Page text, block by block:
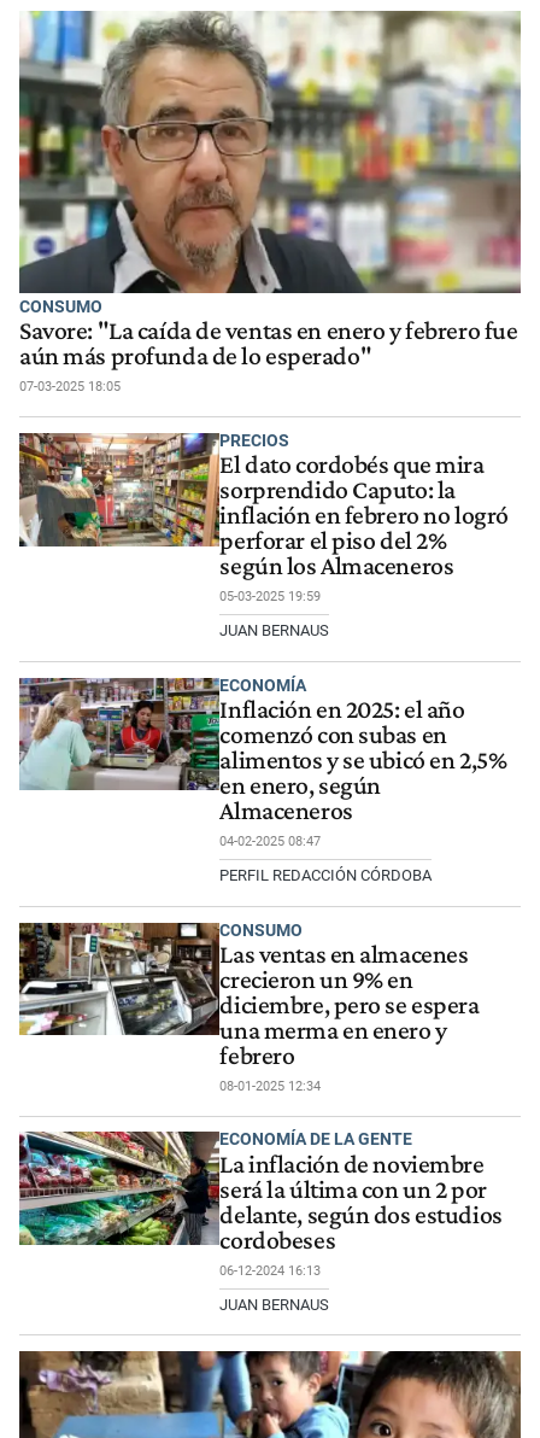
CONSUMO
Savore: "La caída de ventas en enero y febrero fue
aún más profunda de lo esperado"
07-03-2025 18:05
PRECIOS
El dato cordobés que mira
sorprendido Caputo: la
inflación en febrero no logró
perforar el piso del 2%
según los Almaceneros
05-03-2025 19:59
JUAN BERNAUS
ECONOMÍA
Inflación en 2025: el año
comenzó con subas en
alimentos y se ubicó en 2,5%
en enero, según
Almaceneros
04-02-2025 08:47
PERFIL REDACCIÓN CÓRDOBA
CONSUMO
Las ventas en almacenes
crecieron un 9% en
diciembre, pero se espera
una merma en enero y
febrero
08-01-2025 12:34
ECONOMÍA DE LA GENTE
La inflación de noviembre
será la última con un 2 por
delante, según dos estudios
cordobeses
06-12-2024 16:13
JUAN BERNAUS